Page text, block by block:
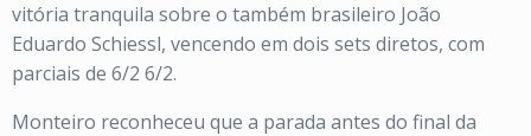
vitória tranquila sobre o também brasileiro João
Eduardo Schiessl, vencendo em dois sets diretos, com
parciais de 6/2 6/2.
Monteiro reconheceu que a parada antes do final da